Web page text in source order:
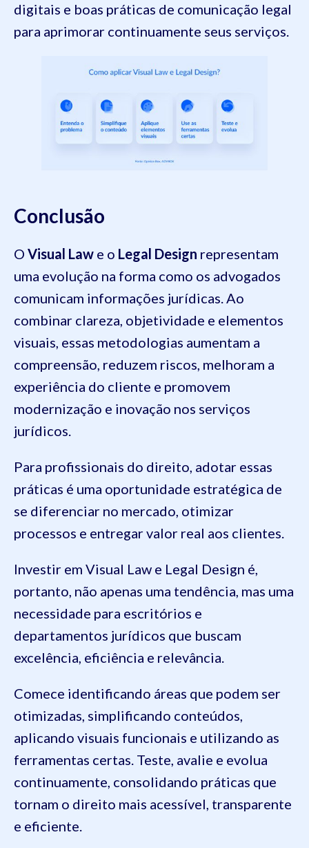
digitais e boas práticas de comunicação legal
para aprimorar continuamente seus serviços.
Conclusão
O Visual Law e o Legal Design representam
uma evolução na forma como os advogados
comunicam informações jurídicas. Ao
combinar clareza, objetividade e elementos
visuais, essas metodologias aumentam a
compreensão, reduzem riscos, melhoram a
experiência do cliente e promovem
modernização e inovação nos serviços
jurídicos.
Para profissionais do direito, adotar essas
práticas é uma oportunidade estratégica de
se diferenciar no mercado, otimizar
processos e entregar valor real aos clientes.
Investir em Visual Law e Legal Design é,
portanto, não apenas uma tendência, mas uma
necessidade para escritórios e
departamentos jurídicos que buscam
excelência, eficiência e relevância.
Comece identificando áreas que podem ser
otimizadas, simplificando conteúdos,
aplicando visuais funcionais e utilizando as
ferramentas certas. Teste, avalie e evolua
continuamente, consolidando práticas que
tornam o direito mais acessível, transparente
e eficiente.